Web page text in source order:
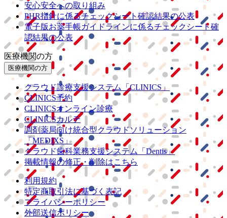
安心安全への取り組み
PHR指針に係るチェックシート確認結果の公表
電子版お薬手帳ガイドラインに係るチェックシート確
認結果の公表
医療機関の方
医療機関の方
クラウド診療支援システム
「CLINICS」
CLINICS予約
CLINICSオンライン診療
CLINICSカルテ
調剤薬局向け統合型クラウドソリューション
「MEDIXS」
クラウド歯科業務支援システム
「Dentis」
掲載情報の修正・削除はこちら
利用規約
特定商取引法に基づく表記
プライバシーポリシー
外部送信ポリシー